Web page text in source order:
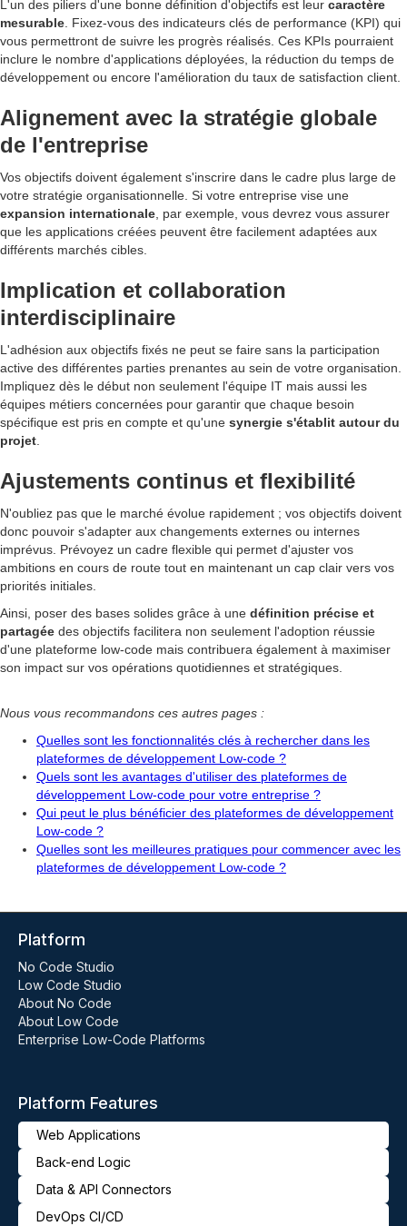
L'un des piliers d'une bonne définition d'objectifs est leur caractère
mesurable. Fixez-vous des indicateurs clés de performance (KPI) qui
vous permettront de suivre les progrès réalisés. Ces KPIs pourraient
inclure le nombre d'applications déployées, la réduction du temps de
développement ou encore l'amélioration du taux de satisfaction client.
Alignement avec la stratégie globale
de l'entreprise
Vos objectifs doivent également s'inscrire dans le cadre plus large de
votre stratégie organisationnelle. Si votre entreprise vise une
expansion internationale, par exemple, vous devrez vous assurer
que les applications créées peuvent être facilement adaptées aux
différents marchés cibles.
Implication et collaboration
interdisciplinaire
L'adhésion aux objectifs fixés ne peut se faire sans la participation
active des différentes parties prenantes au sein de votre organisation.
Impliquez dès le début non seulement l'équipe IT mais aussi les
équipes métiers concernées pour garantir que chaque besoin
spécifique est pris en compte et qu'une synergie s'établit autour du
projet.
Ajustements continus et flexibilité
N'oubliez pas que le marché évolue rapidement ; vos objectifs doivent
donc pouvoir s'adapter aux changements externes ou internes
imprévus. Prévoyez un cadre flexible qui permet d'ajuster vos
ambitions en cours de route tout en maintenant un cap clair vers vos
priorités initiales.
Ainsi, poser des bases solides grâce à une définition précise et
partagée des objectifs facilitera non seulement l'adoption réussie
d'une plateforme low-code mais contribuera également à maximiser
son impact sur vos opérations quotidiennes et stratégiques.
Nous vous recommandons ces autres pages :
Quelles sont les fonctionnalités clés à rechercher dans les
plateformes de développement Low-code ?
Quels sont les avantages d'utiliser des plateformes de
développement Low-code pour votre entreprise ?
Qui peut le plus bénéficier des plateformes de développement
Low-code ?
Quelles sont les meilleures pratiques pour commencer avec les
plateformes de développement Low-code ?
Platform
No Code Studio
Low Code Studio
About No Code
About Low Code
Enterprise Low-Code Platforms
Platform Features
Web Applications
Back-end Logic
Data & API Connectors
DevOps CI/CD